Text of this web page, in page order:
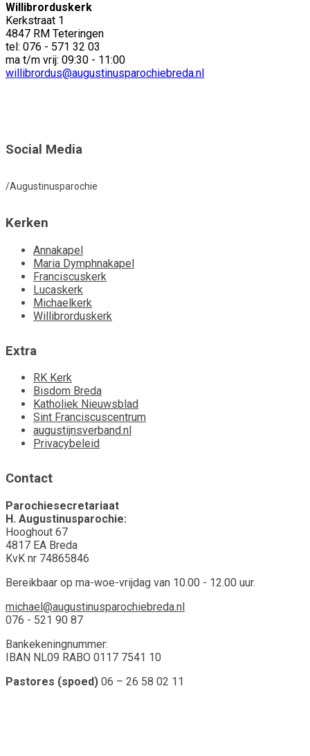
Willibrorduskerk
Kerkstraat 1
4847 RM Teteringen
tel: 076 - 571 32 03
ma t/m vrij: 09:30 - 11:00
willibrordus@augustinusparochiebreda.nl
Social Media
/Augustinusparochie
Kerken
Annakapel
Maria Dymphnakapel
Franciscuskerk
Lucaskerk
Michaelkerk
Willibrorduskerk
Extra
RK Kerk
Bisdom Breda
Katholiek Nieuwsblad
Sint Franciscuscentrum
augustijnsverband.nl
Privacybeleid
Contact
Parochiesecretariaat
H. Augustinusparochie:
Hooghout 67
4817 EA Breda
KvK nr 74865846
Bereikbaar op ma-woe-vrijdag van 10.00 - 12.00 uur.
michael@augustinusparochiebreda.nl
076 - 521 90 87
Bankekeningnummer:
IBAN NL09 RABO 0117 7541 10
Pastores (spoed) 06 – 26 58 02 11